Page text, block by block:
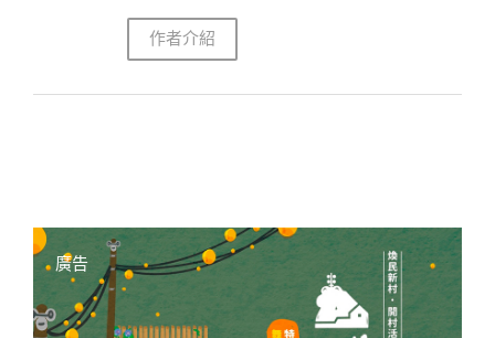
作者介紹
廣告